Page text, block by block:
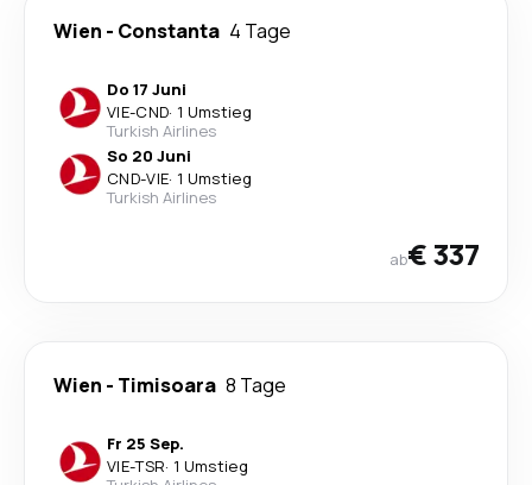
Wien - Constanta 4 Tage
Do 17 Juni
VIE-CND· 1 Umstieg
Turkish Airlines
So 20 Juni
CND-VIE· 1 Umstieg
Turkish Airlines
ab€ 337
Wien - Timisoara 8 Tage
Fr 25 Sep.
VIE-TSR· 1 Umstieg